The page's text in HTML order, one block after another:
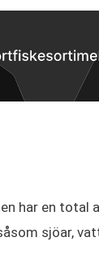
har en total
sjöar,